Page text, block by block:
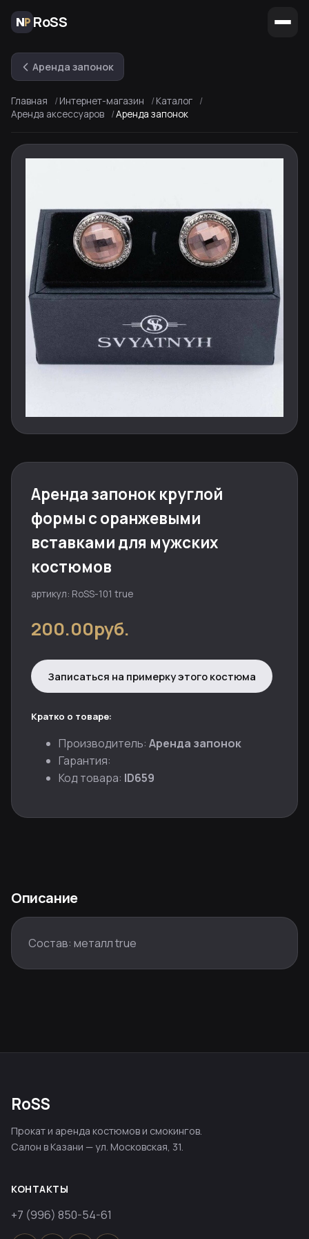
RoSS
Аренда запонок
Главная Интернет-магазин
Каталог
Аренда аксессуаров
Аренда запонок
Аренда запонок круглой
формы с оранжевыми
вставками для мужских
костюмов
артикул: RoSS-101 true
200.00руб.
Записаться на примерку этого костюма
Кратко о товаре:
Производитель: Аренда запонок
Гарантия:
Код товара: ID659
Описание
Состав: металл true
RoSS
Прокат и аренда костюмов и смокингов.
Салон в Казани — ул. Московская, 31.
КОНТАКТЫ
+7 (996) 850-54-61